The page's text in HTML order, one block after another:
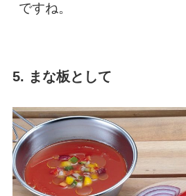
ですね。
5. まな板として